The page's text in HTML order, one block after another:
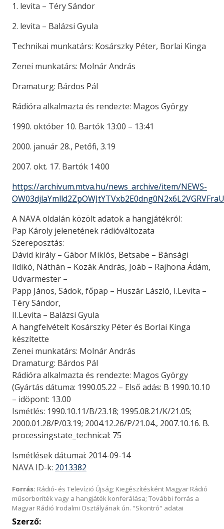
1. levita – Téry Sándor
2. levita – Balázsi Gyula
Technikai munkatárs: Kosárszky Péter, Borlai Kinga
Zenei munkatárs: Molnár András
Dramaturg: Bárdos Pál
Rádióra alkalmazta és rendezte: Magos György
1990. október 10. Bartók 13:00 – 13:41
2000. január 28., Petőfi, 3.19
2007. okt. 17. Bartók 14:00
https://archivum.mtva.hu/news_archive/item/NEWS-
A NAVA oldalán közölt adatok a hangjátékról:
Pap Károly jelenetének rádióváltozata
Szereposztás:
Dávid király – Gábor Miklós, Betsabe – Bánsági
Ildikó, Náthán – Kozák András, Joáb – Rajhona Ádám,
Udvarmester –
Papp János, Sádok, főpap – Huszár László, I.Levita –
Téry Sándor,
II.Levita – Balázsi Gyula
A hangfelvételt Kosárszky Péter és Borlai Kinga
készítette
Zenei munkatárs: Molnár András
Dramaturg: Bárdos Pál
Rádióra alkalmazta és rendezte: Magos György
(Gyártás dátuma: 1990.05.22 – Első adás: B 1990.10.10
– idöpont: 13.00
Ismétlés: 1990.10.11/B/23.18; 1995.08.21/K/21.05;
2000.01.28/P/03.19; 2004.12.26/P/21.04., 2007.10.16. B.
processingstate_technical: 75
Ismétlések dátumai: 2014-09-14
NAVA ID-k: 2013382
Forrás: Rádió- és Televízió Újság; Kiegészítésként Magyar Rádió
műsorboríték vagy a hangjáték konferálása; További forrás a
Magyar Rádió Irodalmi Osztályának ún. "Skontró" adatai
Szerző: